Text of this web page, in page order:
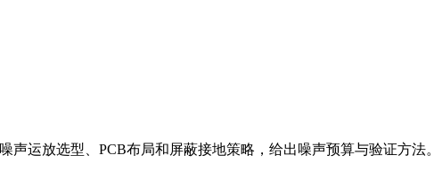
运放选型、PCB布局和屏蔽接地策略，给出噪声预算与验证方法。